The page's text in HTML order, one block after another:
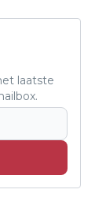
laatste